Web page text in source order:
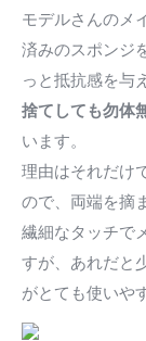
モデルさんのメ
済みのスポンジ
っと抵抗感を与
捨てしても勿体
います。
理由はそれだけ
ので、両端を摘
繊細なタッチで
すが、あれだと
がとても使いや